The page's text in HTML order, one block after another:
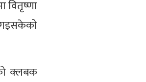
वितृष्णा
क्लबक